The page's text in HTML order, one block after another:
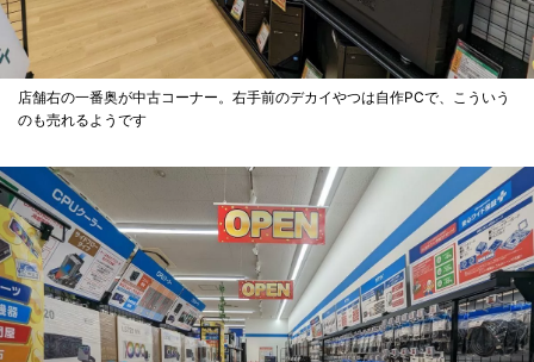
店舗右の一番奥が中古コーナー。右手前のデカイやつは自作PCで、こういう
のも売れるようです